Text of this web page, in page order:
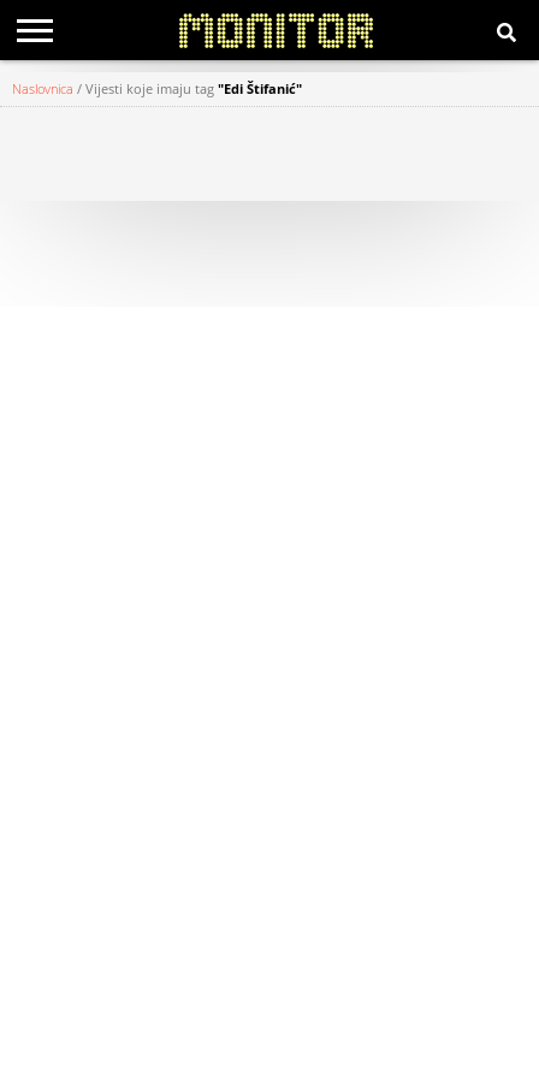
KATEGORIJE
Naslovnica / Vijesti koje imaju tag "Edi Štifanić"